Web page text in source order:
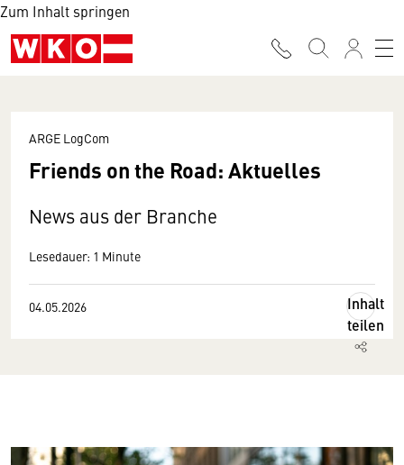
Zum Inhalt springen
ARGE LogCom
Friends on the Road: Aktuelles
News aus der Branche
Lesedauer: 1 Minute
04.05.2026
Inhalt
teilen